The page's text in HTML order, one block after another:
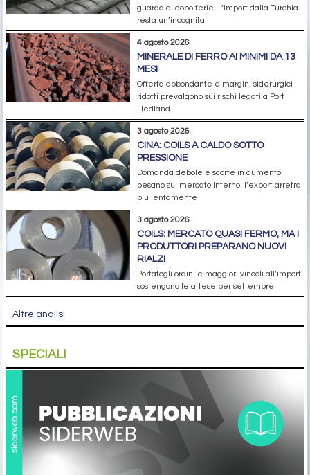
guarda al dopo ferie. L’import dalla Turchia
resta un’incognita
4 agosto 2026
MINERALE DI FERRO AI MINIMI DA 13
MESI
Offerta abbondante e margini siderurgici
ridotti prevalgono sui rischi legati a Port
Hedland
3 agosto 2026
CINA: COILS A CALDO SOTTO
PRESSIONE
Domanda debole e scorte in aumento
pesano sul mercato interno; l’export arretra
più lentamente
3 agosto 2026
COILS: MERCATO QUASI FERMO, MA I
PRODUTTORI PREPARANO NUOVI
RIALZI
Portafogli ordini e maggiori vincoli all’import
sostengono le attese per settembre
Altre analisi
SPECIALI